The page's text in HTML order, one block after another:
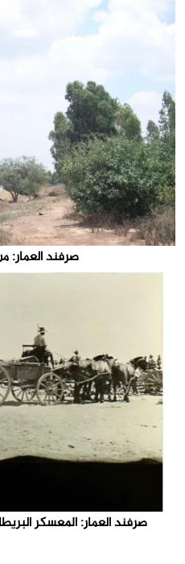
صرفند العمار:
صرفند العمار: المعسكر